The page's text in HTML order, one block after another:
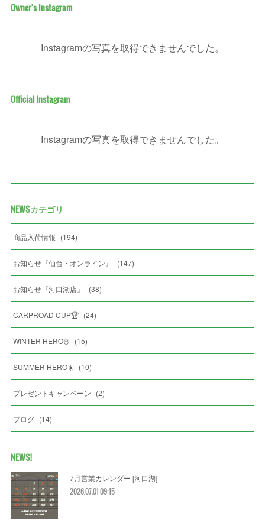
Owner's Instagram
Instagramの写真を取得できませんでした。
Official Instagram
Instagramの写真を取得できませんでした。
NEWSカテゴリ
商品入荷情報 (194)
お知らせ『仙台・オンライン』 (147)
お知らせ『河口湖店』 (38)
CARPROAD CUP🏆 (24)
WINTER HERO☃️ (15)
SUMMER HERO☀️ (10)
プレゼントキャンペーン (2)
ブログ (14)
NEWS!
7月営業カレンダー [河口湖]
2026.07.01 09:15